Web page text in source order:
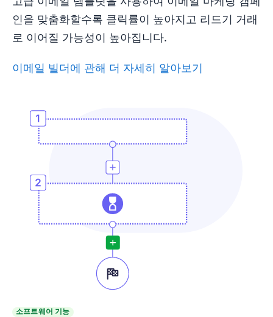
인을 맞춤화할수록 클릭률이 높아지고 리드기 거래
로 이어질 가능성이 높아집니다.
이메일 빌더에 관해 더 자세히 알아보기
소프트웨어 기능